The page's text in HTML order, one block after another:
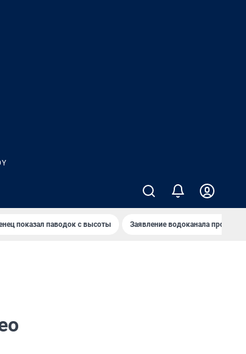
показал паводок с высоты Заявление водоканала про